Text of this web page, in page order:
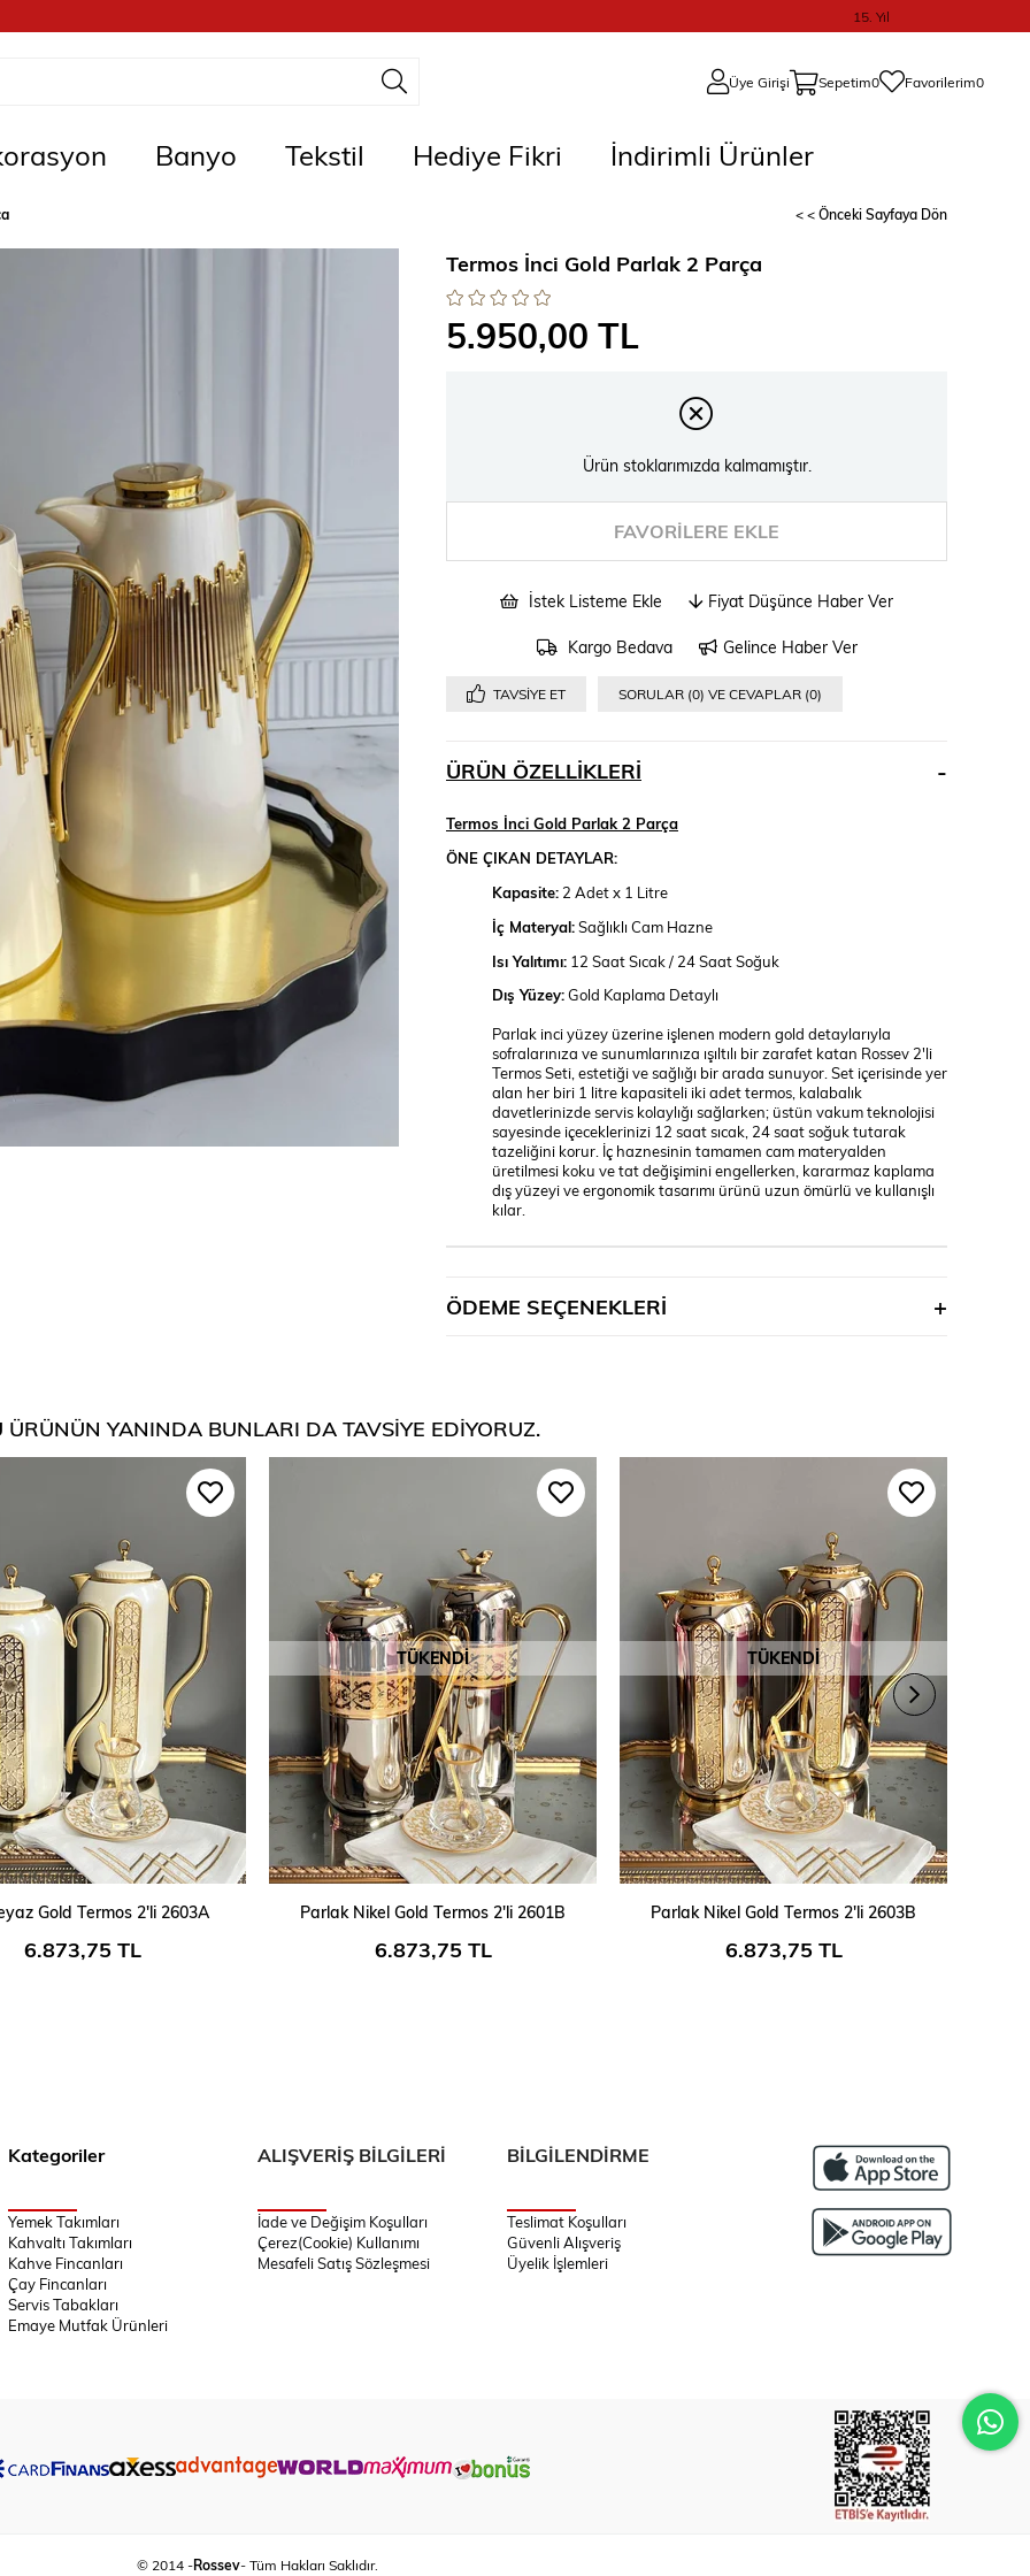
15. Yıl
Üye Girişi Sepetim0 Favorilerim0
Banyo Tekstil Hediye Fikri İndirimli Ürünler
< < Önceki Sayfaya Dön
Termos İnci Gold Parlak 2 Parça
5.950,00 TL
Ürün stoklarımızda kalmamıştır.
FAVORILERE EKLE
İstek Listeme Ekle Fiyat Düşünce Haber Ver
Kargo Bedava Gelince Haber Ver
TAVSIYE ET SORULAR (0) VE CEVAPLAR (0)
ÜRÜN ÖZELLIKLERI
Termos İnci Gold Parlak 2 Parça
ÖNE ÇIKAN DETAYLAR:
Kapasite: 2 Adet x 1 Litre
İç Materyal:Sağlıklı Cam Hazne
Isı Yalıtımı: 12 Saat Sıcak / 24 Saat Soğuk
Dış Yüzey:Gold Kaplama Detaylı
Parlak inci yüzey üzerine işlenen modern gold detaylarıyla
sofralarınıza ve sunumlarınıza ışıltılı bir zarafet katan Rossev 2'li
Termos Seti, estetiği ve sağlığı bir arada sunuyor. Set içerisinde yer
alan her biri 1 litre kapasiteli iki adet termos, kalabalık
davetlerinizde servis kolaylığı sağlarken; üstün vakum teknolojisi
sayesinde içeceklerinizi 12 saat sıcak, 24 saat soğuk tutarak
tazeliğini korur. İç haznesinin tamamen cam materyalden
üretilmesi koku ve tat değişimini engellerken, kararmaz kaplama
dış yüzeyi ve ergonomik tasarımı ürünü uzun ömürlü ve kullanışlı
kılar.
ÖDEME SEÇENEKLERI
ÜRÜNÜN YANINDA BUNLARI DA TAVSIYE EDIYORUZ.
Gold Termos 2'li 2603A
6.873,75 TL
TÜKENDI
Parlak Nikel Gold Termos 2'li 2601B
6.873,75 TL
TÜKENDI
Parlak Nikel Gold Termos 2'li 2603B
6.873,75 TL
Kategoriler
Yemek Takımları
Kahvaltı Takımları
Kahve Fincanları
Çay Fincanları
Servis Tabakları
Emaye Mutfak Ürünleri
ALIŞVERİŞ BİLGİLERİ
İade ve Değişim Koşulları
Çerez(Cookie) Kullanımı
Mesafeli Satış Sözleşmesi
BİLGİLENDİRME
Teslimat Koşulları
Güvenli Alışveriş
Üyelik İşlemleri
© 2014 -Rossev- Tüm Hakları Saklıdır.